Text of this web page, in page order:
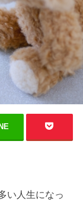
い人生になっ